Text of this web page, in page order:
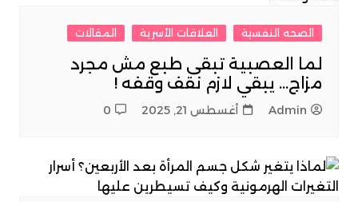
الصحه النفسية العلاقات الأسرية المقالات
لما العصبية تبقى طبع مش مجرد
مزاج… يبقي لازم نقف وقفه !
Admin أغسطس 21, 2025 0